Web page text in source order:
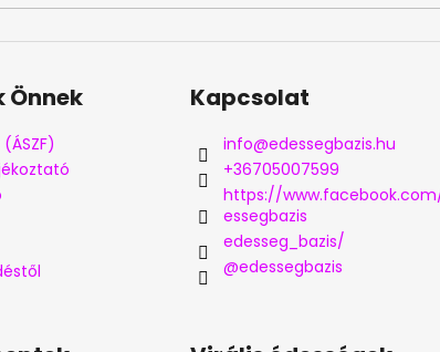
Kapcsolat
info@edessegbazis.hu
+36705007599
https://
essegbazis
edesseg_bazis/
@edessegbazis